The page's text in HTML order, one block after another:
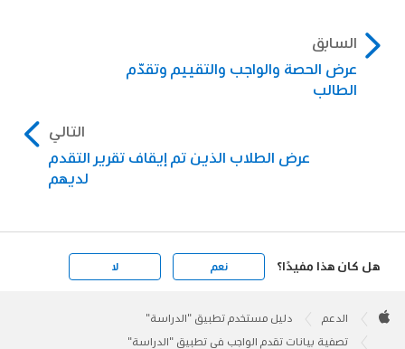
السابق
عرض الحصة والواجب والتقييم وتقدّم
الطالب
التالي
عرض الطلاب الذين تم إيقاف تقرير التقدم
لديهم
هل كان هذا مفيدًا؟ نعم لا
Footer

الدعم دليل مستخدم تطبيق "الدراسة"
تصفية بيانات تقدم الواجب في تطبيق "الدراسة"